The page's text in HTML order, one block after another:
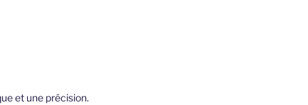
et une précision.